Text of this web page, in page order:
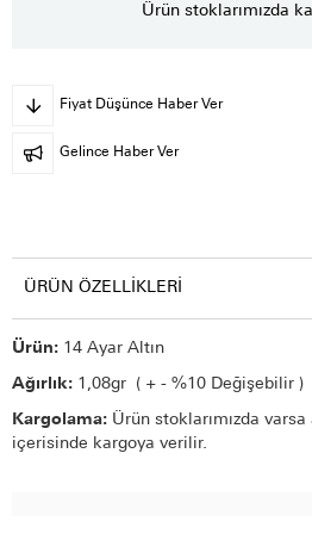
Ürün stoklarımızda
Fiyat Düşünce Haber Ver
Gelince Haber Ver
ÜRÜN ÖZELLIKLERI
Ürün: 14 Ayar Altın
Ağırlık: 1,08gr ( + - %10 Değişebilir )
Kargolama: Ürün stoklarımızda
içerisinde kargoya verilir.